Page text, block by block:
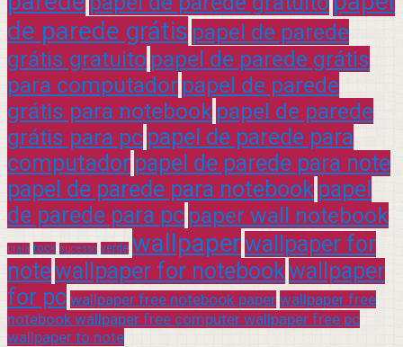
de parede grátis papel de parede
grátis gratuito papel de parede grátis
para computador papel de parede
grátis para notebook papel de parede
grátis para pc papel de parede para
computador papel de parede para note
papel de parede para notebook papel
de parede para pc paper wall notebook
praia rock sucesso verde wallpaperwallpaper for
notewallpaper for notebookwallpaper
for pc wallpaper free notebook paper wallpaper free
notebook wallpaper free computer wallpaper free pc
wallpaper to note